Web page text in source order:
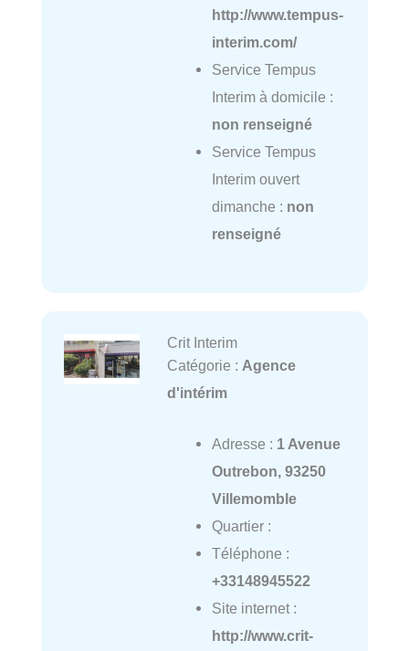
http://www.tempus-
interim.com/
Service Tempus
Interim à domicile :
non renseigné
Service Tempus
Interim ouvert
dimanche : non
renseigné
Crit Interim
Catégorie : Agence
d'intérim
Adresse : 1 Avenue
Outrebon, 93250
Villemomble
Quartier :
Téléphone :
+33148945522
Site internet :
http://www.crit-